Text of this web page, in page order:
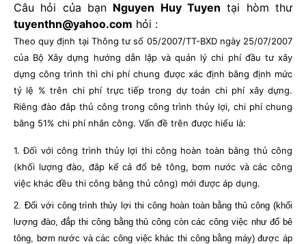
Câu hỏi của bạn Nguyen Huy Tuyen tại hòm thư
tuyenthn@yahoo.com hỏi :
Theo quy định tại Thông tư số 05/2007/TT-BXD ngày 25/07/2007
của Bộ Xây dựng hướng dẫn lập và quản lý chi phí đầu tư xây
dựng công trình thì chi phí chung được xác định bằng định mức
tỷ lệ % trên chi phí trực tiếp trong dự toán chi phí xây dựng.
Riêng đào đắp thủ công trong công trình thủy lợi, chi phí chung
bằng 51% chi phí nhân công. Vấn đề trên được hiểu là:
1. Đối với công trình thủy lợi thi công hoàn toàn bằng thủ công
(khối lượng đào, đắp kể cả đổ bê tông, bơm nước và các công
việc khác đều thi công bằng thủ công) mới được áp dụng.
2. Đối với công trình thủy lợi thi công hoàn toàn bằng thủ công (khối
lượng đào, đắp thi công bằng thủ công còn các công việc như đổ bê
tông, bơm nước và các công việc khác thi công bằng máy) được áp